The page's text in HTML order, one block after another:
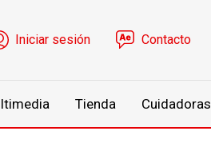
de cuenta de usuario
Iniciar sesión Contacto
Tienda Cuidadoras